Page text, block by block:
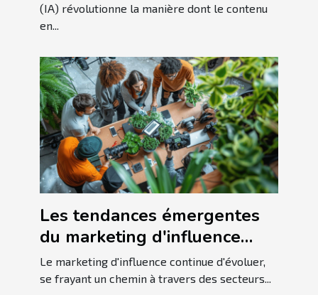
(IA) révolutionne la manière dont le contenu
en...
Les tendances émergentes
du marketing d'influence
pour les niches spécialisées
Le marketing d'influence continue d'évoluer,
se frayant un chemin à travers des secteurs...